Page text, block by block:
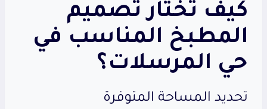
كيف تختار تصميم
المطبخ المناسب في
حي المرسلات؟
تحديد المساحة المتوفرة